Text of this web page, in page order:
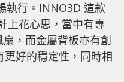
執行。INNO3D 這款
上花心思，當中有專
，而金屬背板亦有創
好的穩定性，同時相